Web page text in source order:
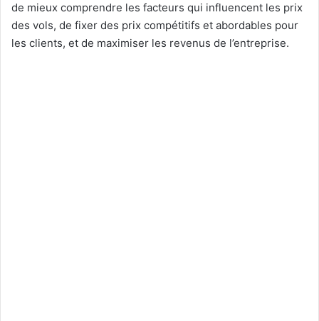
de mieux comprendre les facteurs qui influencent les prix
des vols, de fixer des prix compétitifs et abordables pour
les clients, et de maximiser les revenus de l’entreprise.